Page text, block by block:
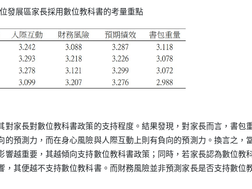
發展區家長採用數位教科書的考量重點
長對數位教科書政策的支持程度。結果發現，對家長而言，書包
預測力，而在身心風險與人際互動上則有負向的預測力。換言之，
越重要，其越傾向支持數位教科書政策；同時，若家長認為數位教
其便越不支持數位教科書。而財務風險並非預測家長是否支持數位